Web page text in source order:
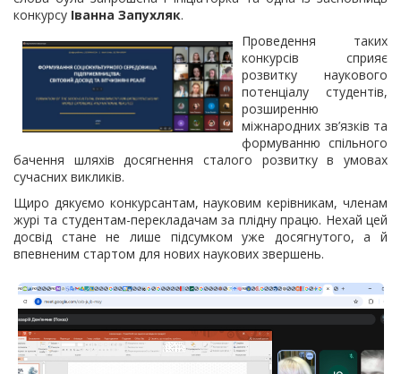
конкурсу Іванна Запухляк.
Проведення таких
конкурсів сприяє
розвитку наукового
потенціалу студентів,
розширенню
міжнародних зв’язків та
формуванню спільного
бачення шляхів досягнення сталого розвитку в умовах
сучасних викликів.
Щиро дякуємо конкурсантам, науковим керівникам, членам
журі та студентам-перекладачам за плідну працю. Нехай цей
досвід стане не лише підсумком уже досягнутого, а й
впевненим стартом для нових наукових звершень.